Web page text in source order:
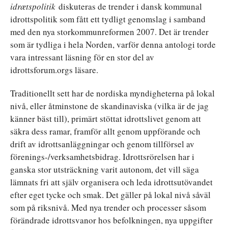
idrætspolitik diskuteras de trender i dansk kommunal
idrottspolitik som fått ett tydligt genomslag i samband
med den nya storkommunreformen 2007. Det är trender
som är tydliga i hela Norden, varför denna antologi torde
vara intressant läsning för en stor del av
idrottsforum.orgs läsare.
Traditionellt sett har de nordiska myndigheterna på lokal
nivå, eller åtminstone de skandinaviska (vilka är de jag
känner bäst till), primärt stöttat idrottslivet genom att
säkra dess ramar, framför allt genom uppförande och
drift av idrottsanläggningar och genom tillförsel av
förenings-/verksamhetsbidrag. Idrottsrörelsen har i
ganska stor utsträckning varit autonom, det vill säga
lämnats fri att själv organisera och leda idrottsutövandet
efter eget tycke och smak. Det gäller på lokal nivå såväl
som på riksnivå. Med nya trender och processer såsom
förändrade idrottsvanor hos befolkningen, nya uppgifter